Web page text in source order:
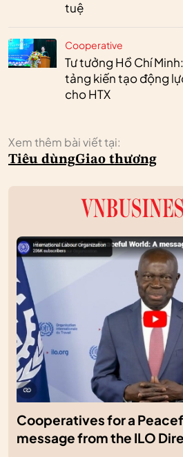
tuệ
Cooperative
Tư tưởng Hồ Chí
tảng kiến tạo động
cho HTX
Xem thêm bài viết tại:
Tiêu dùngGiao thương
Cooperatives for a
message from the ILO